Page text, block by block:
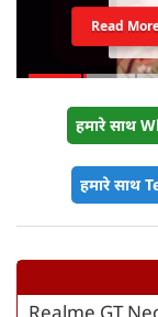
Read More
हमारे साथ
हमारे साथ